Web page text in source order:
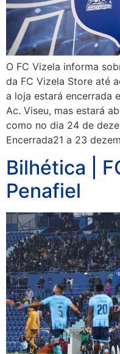
O FC Vizela informa
da FC Vizela Store até
a loja estará encerrada
Ac. Viseu, mas estará
como no dia 24 de
Encerrada21 a 23
Bilhética |
Penafiel